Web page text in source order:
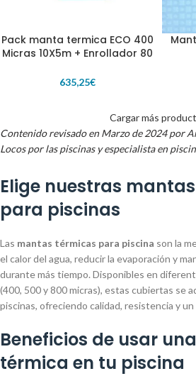
Pack manta termica ECO 400
Micras 10X5m + Enrollador 80
635,25€
Cargar más
Contenido revisado en Marzo de 2024 por
Locos por las piscinas y especialista en
Elige nuestras
para piscinas
Las mantas térmicas para piscina son la
el calor del agua, reducir la evaporación y
durante más tiempo. Disponibles en
(400, 500 y 800 micras), estas cubiertas se
piscinas, ofreciendo calidad, resistencia y
Beneficios de usar
térmica en tu piscina